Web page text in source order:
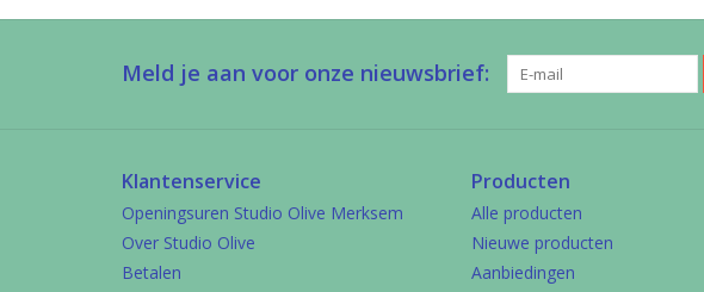
Meld je aan voor onze nieuwsbrief:
Klantenservice
Openingsuren Studio Olive Merksem
Over Studio Olive
Betalen
Producten
Alle producten
Nieuwe producten
Aanbiedingen